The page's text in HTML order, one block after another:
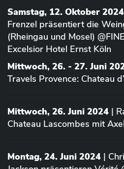
Samstag, 12. Oktober
Frenzel präsentiert die
(Rheingau und Mosel)
Excelsior Hotel Ernst Köln
Mittwoch, 26. - 27. Juni
Travels Provence: Chateau
Mittwoch, 26. Juni 2024 |
Chateau Lascombes mit
Montag, 24. Juni 2024 |